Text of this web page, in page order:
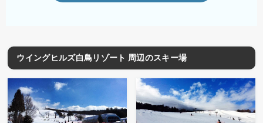
ウイングヒルズ白鳥リゾート 周辺のスキー場